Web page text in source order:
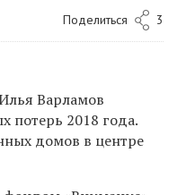
Поделиться 3
Варламов
потерь 2018 года.
домов в центре